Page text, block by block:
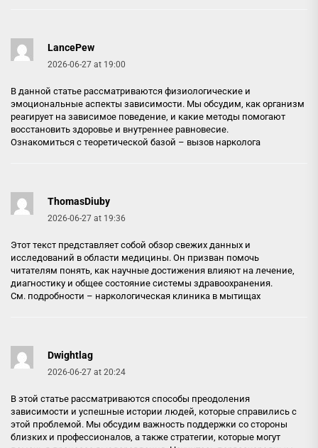
LancePew
2026-06-27 at 19:00
В данной статье рассматриваются физиологические и
эмоциональные аспекты зависимости. Мы обсудим, как организм
реагирует на зависимое поведение, и какие методы помогают
восстановить здоровье и внутреннее равновесие.
Ознакомиться с теоретической базой – вызов нарколога
ThomasDiuby
2026-06-27 at 19:36
Этот текст представляет собой обзор свежих данных и
исследований в области медицины. Он призван помочь
читателям понять, как научные достижения влияют на лечение,
диагностику и общее состояние системы здравоохранения.
См. подробности – наркологическая клиника в мытищах
Dwightlag
2026-06-27 at 20:24
В этой статье рассматриваются способы преодоления
зависимости и успешные истории людей, которые справились с
этой проблемой. Мы обсудим важность поддержки со стороны
близких и профессионалов, а также стратегии, которые могут